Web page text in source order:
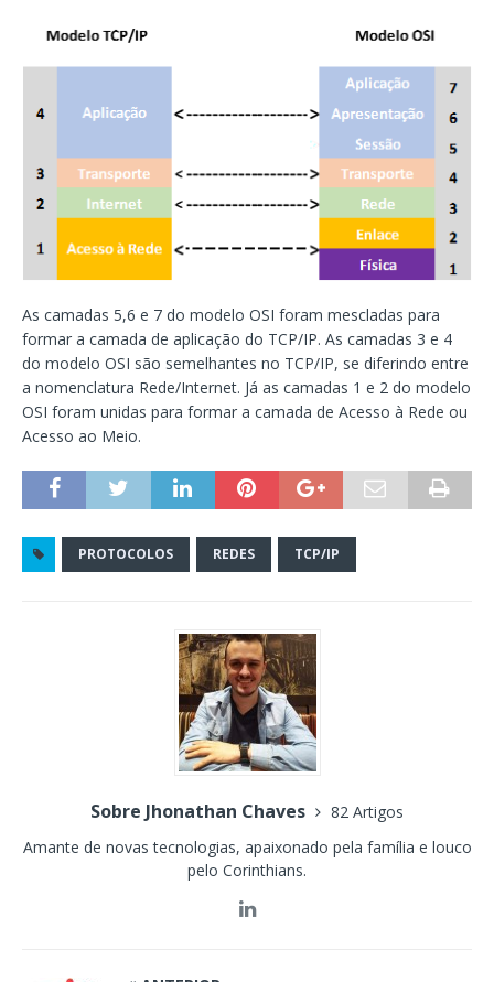
As camadas 5,6 e 7 do modelo OSI foram mescladas para
formar a camada de aplicação do TCP/IP. As camadas 3 e 4
do modelo OSI são semelhantes no TCP/IP, se diferindo entre
a nomenclatura Rede/Internet. Já as camadas 1 e 2 do modelo
OSI foram unidas para formar a camada de Acesso à Rede ou
Acesso ao Meio.
PROTOCOLOS REDES TCP/IP
Sobre Jhonathan Chaves
82 Artigos
Amante de novas tecnologias, apaixonado pela família e louco
pelo Corinthians.